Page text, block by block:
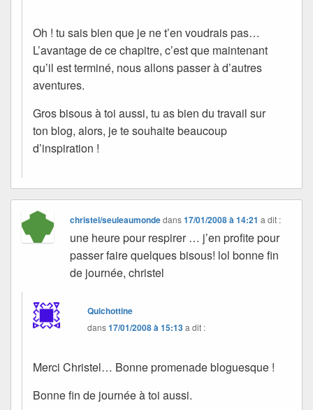
Oh ! tu sais bien que je ne t’en voudrais pas…
L’avantage de ce chapitre, c’est que maintenant
qu’il est terminé, nous allons passer à d’autres
aventures.
Gros bisous à toi aussi, tu as bien du travail sur
ton blog, alors, je te souhaite beaucoup
d’inspiration !
christel/seuleaumondedans17/01/2008 à 14:21 a dit :
une heure pour respirer … j’en profite pour
passer faire quelques bisous! lol bonne fin
de journée, christel
Quichottine
dans17/01/2008 à 15:13a dit :
Merci Christel… Bonne promenade bloguesque !
Bonne fin de journée à toi aussi.